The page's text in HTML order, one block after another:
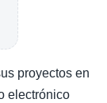
proyectos en
electrónico